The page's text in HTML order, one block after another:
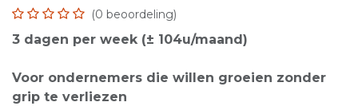
(0 beoordeling)
3 dagen per week (± 104u/maand)
Voor ondernemers die willen groeien zonder
grip te verliezen